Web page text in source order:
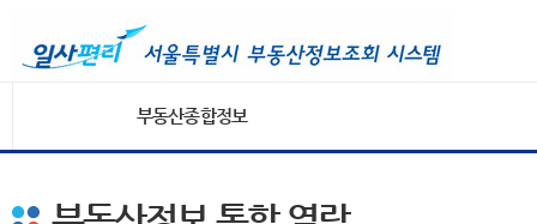
부동산종합정보